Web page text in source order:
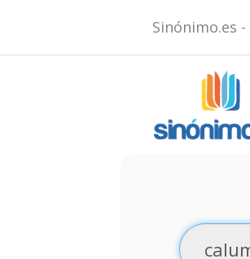
Sinónimo.es -